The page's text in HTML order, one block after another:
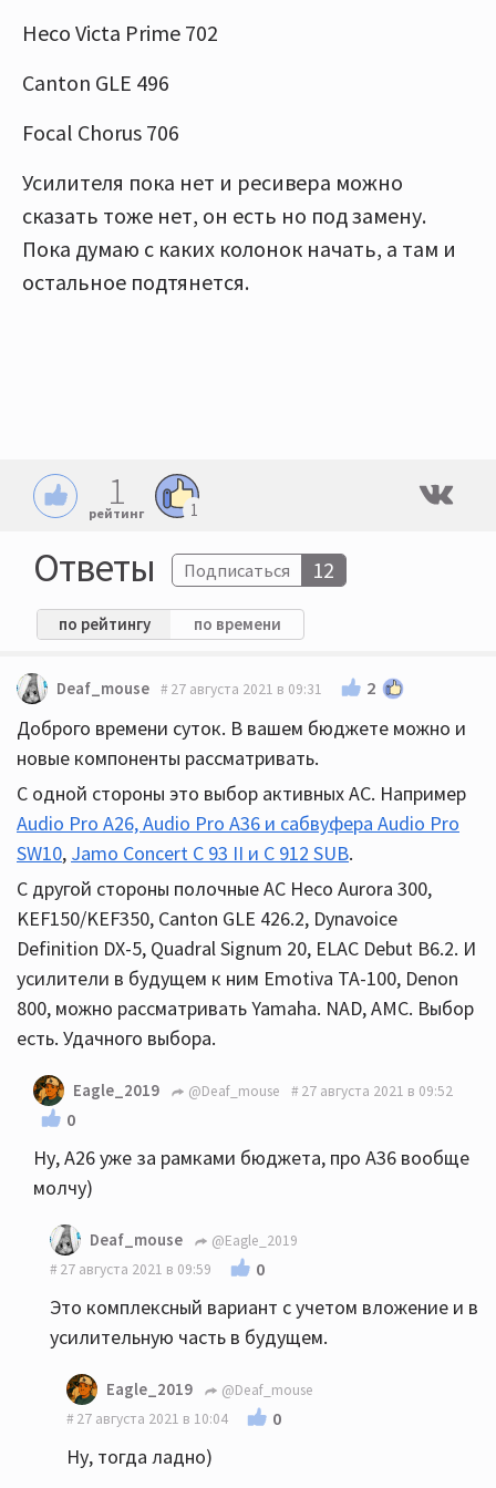
Heco Victa Prime 702
Canton GLE 496
Focal Chorus 706
Усилителя пока нет и ресивера можно
сказать тоже нет, он есть но под замену.
Пока думаю с каких колонок начать, а там и
остальное подтянется.
1
рейтинг 1
Ответы Подписаться 12
по рейтингу по времени
Deaf_mouse 27 августа 2021 в 09:31 2
Доброго времени суток. В вашем бюджете можно и
новые компоненты рассматривать.
С одной стороны это выбор активных АС. Например
Audio Pro A26, Audio Pro A36 и сабвуфера Audio Pro
SW10, Jamo Concert С 93 II и С 912 SUB.
С другой стороны полочные АС Heco Aurora 300,
KEF150/KEF350, Canton GLE 426.2, Dynavoice
Definition DX-5, Quadral Signum 20, ELAC Debut B6.2. И
усилители в будущем к ним Emotiva TA-100, Denon
800, можно рассматривать Yamaha. NAD, AMC. Выбор
есть. Удачного выбора.
Eagle_2019 @Deaf_mouse 27 августа 2021 в 09:52
0
Ну, А26 уже за рамками бюджета, про А36 вообще
молчу)
Deaf_mouse
@Eagle_2019
27 августа 2021 в 09:59
0
Это комплексный вариант с учетом вложение и в
усилительную часть в будущем.
Eagle_2019
@Deaf_mouse
27 августа 2021 в 10:04
0
Ну, тогда ладно)